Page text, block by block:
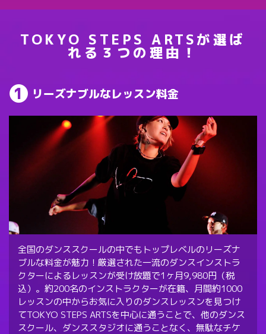
TOKYO STEPS ARTSが選ば
れる３つの理由！
リーズナブルなレッスン料金
全国のダンススクールの中でもトップレベルのリーズナ
ブルな料金が魅力！厳選された一流のダンスインストラ
クターによるレッスンが受け放題で1ヶ月9,980円（税
込）。約200名のインストラクターが在籍、月間約1000
レッスンの中からお気に入りのダンスレッスンを見つけ
てTOKYO STEPS ARTSを中心に通うことで、他のダンス
スクール、ダンススタジオに通うことなく、無駄なチケ